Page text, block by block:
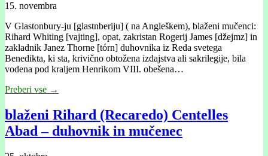
15. novembra
V Glastonbury-ju [glastnberiju] ( na Angleškem), blaženi mučenci:
Rihard Whiting [vajting], opat, zakristan Rogerij James [džejmz] in
zakladnik Janez Thorne [tórn] duhovnika iz Reda svetega
Benedikta, ki sta, krivično obtožena izdajstva ali sakrilegije, bila
vodena pod kraljem Henrikom VIII. obešena…
Preberi vse →
blaženi Rihard (Recaredo) Centelles
Abad – duhovnik in mučenec